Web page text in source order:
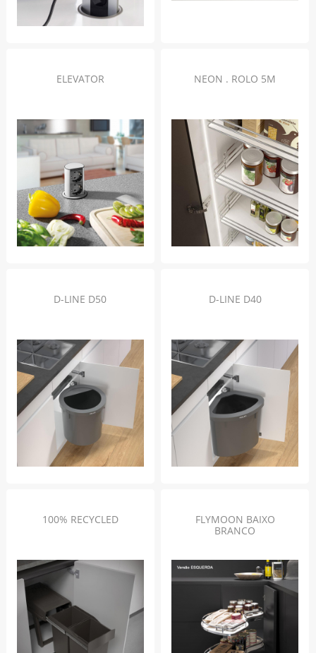
ELEVATOR NEON . ROLO 5M
D-LINE D50 D-LINE D40
100% RECYCLED
FLYMOON BAIXO
BRANCO